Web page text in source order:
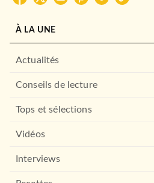
À LA UNE
Actualités
Conseils de lecture
Tops et sélections
Vidéos
Interviews